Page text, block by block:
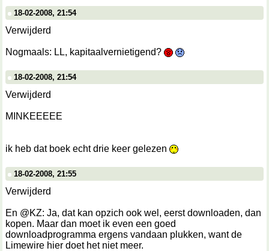
18-02-2008, 21:54
Verwijderd
Nogmaals: LL, kapitaalvernietigend?
18-02-2008, 21:54
Verwijderd
MINKEEEEE
ik heb dat boek echt drie keer gelezen
18-02-2008, 21:55
Verwijderd
En @KZ: Ja, dat kan opzich ook wel, eerst downloaden, dan
kopen. Maar dan moet ik even een goed
downloadprogramma ergens vandaan plukken, want de
Limewire hier doet het niet meer.